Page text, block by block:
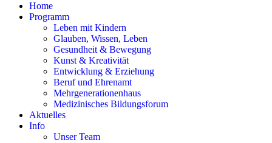
Home
Programm
Leben mit Kindern
Glauben, Wissen, Leben
Gesundheit & Bewegung
Kunst & Kreativität
Entwicklung & Erziehung
Beruf und Ehrenamt
Mehrgenerationenhaus
Medizinisches Bildungsforum
Aktuelles
Info
Unser Team